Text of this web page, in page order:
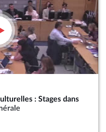
: Stages dans